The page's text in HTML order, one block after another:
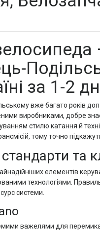
за 1-2
вже багато років
виробниками, добре
стилю катання й
тому точно
та
елементів
технологіями.
системи.
важелями для